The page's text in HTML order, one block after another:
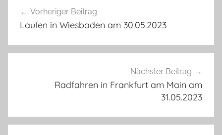
Vorheriger Beitrag
Laufen in Wiesbaden am 30.05.2023
Nächster Beitrag
Radfahren in Frankfurt am Main am
31.05.2023